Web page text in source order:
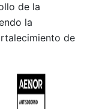
de la
la
de